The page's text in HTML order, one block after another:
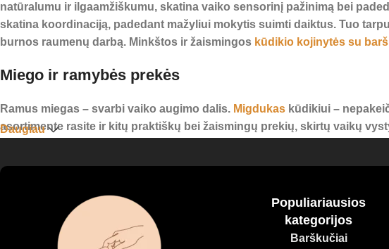
natūralumu ir ilgaamžiškumu, skatina vaiko sensorinį pažinimą bei
skatina koordinaciją, padedant mažyliui mokytis suimti daiktus. Tuo tarpu
burnos raumenų darbą. Minkštos ir žaismingos kūdikio kojinytės su
Miego ir ramybės prekės
Ramus miegas – svarbi vaiko augimo dalis. Migdukas kūdikiui –
asortimente rasite ir kitų praktiškų bei žaismingų prekių, skirtų vaikų
Daugiau
Populiariausios
kategorijos
Barškučiai